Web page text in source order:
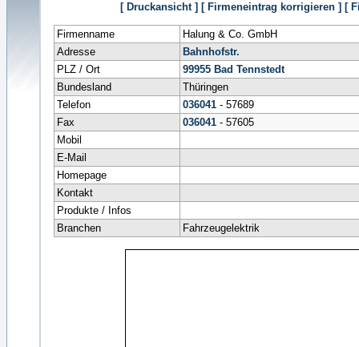
[ Druckansicht ] [ Firmeneintrag korrigieren ] [
Firmenname
Halung & Co. GmbH
Adresse
Bahnhofstr.
PLZ / Ort
99955 Bad Tennstedt
Bundesland
Thüringen
Telefon
036041- 57689
Fax
036041- 57605
Mobil
E-Mail
Homepage
Kontakt
Produkte / Infos
Branchen
Fahrzeugelektrik